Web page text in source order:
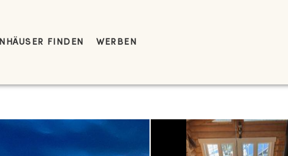
FINDEN WERBEN